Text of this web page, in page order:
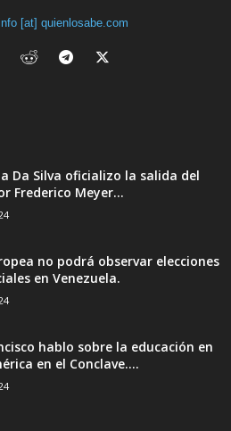
[at] quienlosabe.com
Da Silva oficializo la salida del
Frederico Meyer...
no podrá observar elecciones
en Venezuela.
hablo sobre la educación en
en el Conclave....